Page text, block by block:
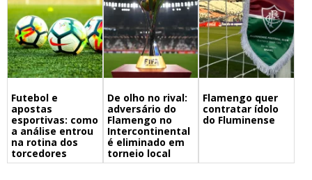
Futebol e
apostas
esportivas: como
a análise entrou
na rotina dos
torcedores
De olho no rival:
adversário do
Flamengo no
Intercontinental
é eliminado em
torneio local
Flamengo quer
contratar ídolo
do Fluminense